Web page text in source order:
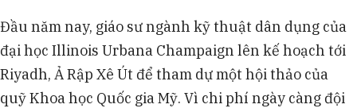
quỹ chia sẻ rủi ro và làm tăng chi phí bảo hiểm.
Bảo hiểm du lịch thường chi trả cho hủy
chuyến, gián đoạn chuyến đi, chậm chuyến, chi
phí y tế, sơ tán y tế, thất lạc hành lý và bảo hiểm
tử vong hoặc thương tật do tai nạn.
Đầu năm nay, giáo sư ngành kỹ thuật dân dụng của
đại học Illinois Urbana Champaign lên kế hoạch tới
Riyadh, Ả Rập Xê Út để tham dự một hội thảo của
quỹ Khoa học Quốc gia Mỹ. Vì chi phí ngày càng đội